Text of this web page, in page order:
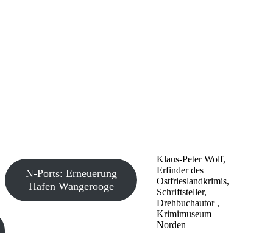
Klaus-Peter Wolf,
Erfinder des
Ostfrieslandkrimis,
Schriftsteller,
Drehbuchautor ,
Krimimuseum
Norden
N-Ports: Erneuerung
Hafen Wangerooge